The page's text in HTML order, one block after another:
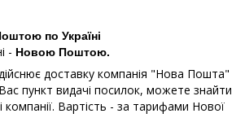
по Україні
- Новою Поштою.
доставку компанія "Нова Пошта"
пункт видачі посилок, можете знайти
компанії. Вартість - за тарифами Нової